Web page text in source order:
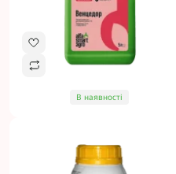
В наявності